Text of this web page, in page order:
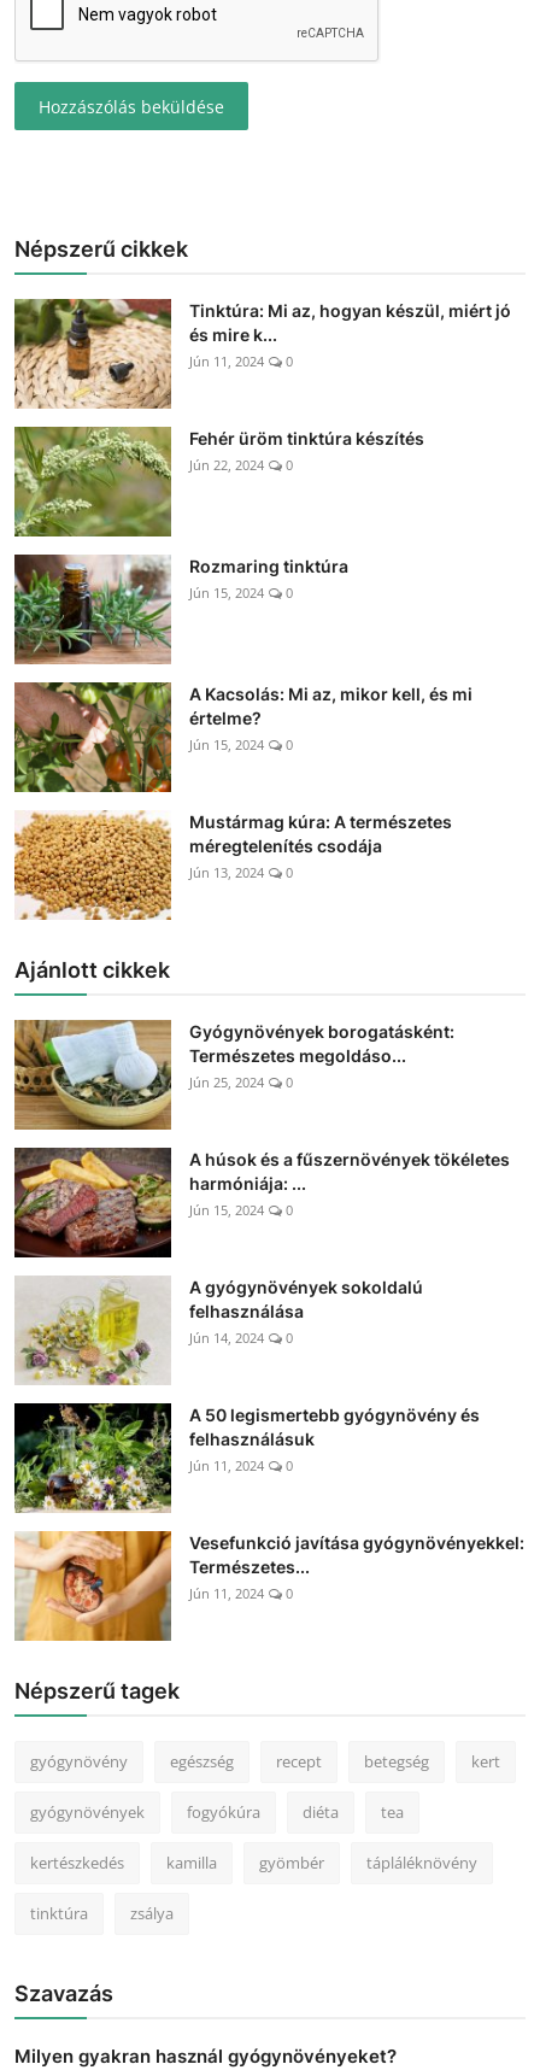
Hozzászólás beküldése
Népszerű cikkek
Tinktúra: Mi az, hogyan készül, miért jó
és mire k...
Jún 11, 2024 0
Fehér üröm tinktúra készítés
Jún 22, 2024 0
Rozmaring tinktúra
Jún 15, 2024 0
A Kacsolás: Mi az, mikor kell, és mi
értelme?
Jún 15, 2024 0
Mustármag kúra: A természetes
méregtelenítés csodája
Jún 13, 2024 0
Ajánlott cikkek
Gyógynövények borogatásként:
Természetes megoldáso...
Jún 25, 2024 0
A húsok és a fűszernövények tökéletes
harmóniája: ...
Jún 15, 2024 0
A gyógynövények sokoldalú
felhasználása
Jún 14, 2024 0
A 50 legismertebb gyógynövény és
felhasználásuk
Jún 11, 2024 0
Vesefunkció javítása gyógynövényekkel:
Természetes...
Jún 11, 2024 0
Népszerű tagek
gyógynövény egészség recept betegség kert
gyógynövények fogyókúra diéta tea
kertészkedés kamilla gyömbér tápláléknövény
tinktúra zsálya
Szavazás
Milyen gyakran használ gyógynövényeket?